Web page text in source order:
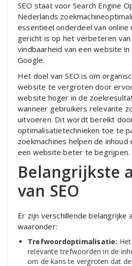
SEO staat voor Search Engine
Nederlands
essentieel onderdeel van online
gericht is op het verbeteren
vindbaarheid van een website in
Google.
Het doel van SEO is om
website te vergroten door
website hoger in de
wanneer gebruikers relevante
uitvoeren. Dit wordt bereikt
optimalisatietechnieken toe te
zoekmachines helpen de inhoud
een website beter te begrijpen.
Belangrijkste
van SEO
Er zijn verschillende belangrijke
waaronder:
Trefwoordoptimalisatie:
relevante trefwoorden in de
om de kans te vergroten dat